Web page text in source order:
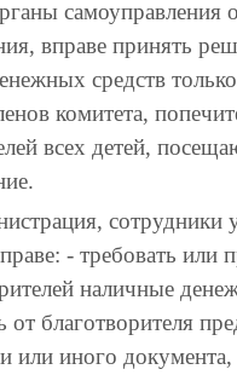
самоуправления
вправе принять
средств
комитета,
всех детей,
сотрудники
- требовать или
наличные
от благотворителя
или иного документа,